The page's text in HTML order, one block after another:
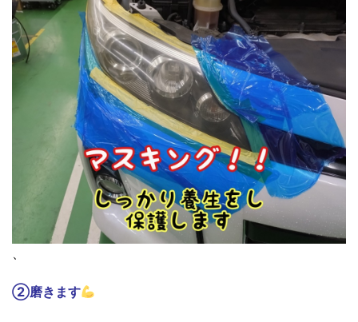
、
②磨きます